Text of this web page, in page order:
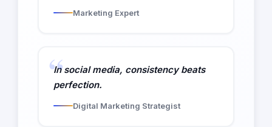
Marketing Expert
In social media, consistency beats
perfection.
Digital Marketing Strategist